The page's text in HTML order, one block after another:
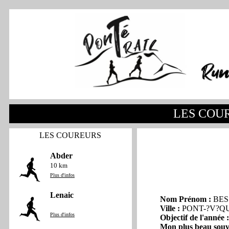
LES
LES COUREURS
Abder
10 km
Plus d'infos
Lenaic
Plus d'infos
Nom Prénom :
Ville : PONT-
Objectif de l'année :
Mon plus beau